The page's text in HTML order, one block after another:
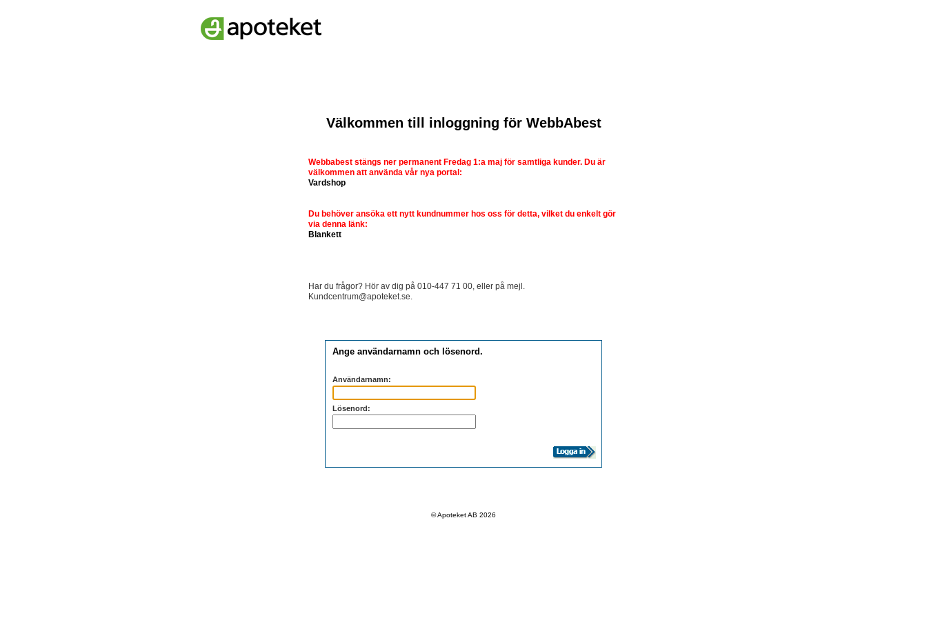
Välkommen till inloggning för WebbAbest
Webbabest stängs ner permanent Fredag 1:a maj för samtliga kunder. Du är
välkommen att använda vår nya portal:
Vardshop
Du behöver ansöka ett nytt kundnummer hos oss för detta, vilket du enkelt gör
via denna länk:
Blankett
Har du frågor? Hör av dig på 010-447 71 00, eller på mejl.
Kundcentrum@apoteket.se.
Ange användarnamn och lösenord.
Användarnamn:
Lösenord:
© Apoteket AB 2026